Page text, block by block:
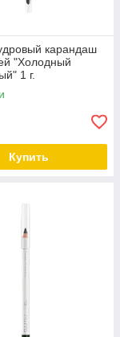
карандаш
"Холодный
1 г.
Купить